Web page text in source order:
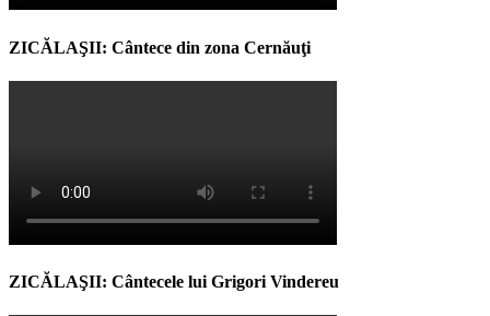
ZICĂLAŞII: Cântece din zona Cernăuţi
ZICĂLAŞII: Cântecele lui Grigori Vindereu